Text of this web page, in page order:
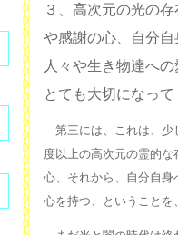
３、高次元の光の
や感謝の心、自分
人々や生き物達へ
とても大切になって
第三には、これは、少
度以上の高次元の霊的
心、それから、自分自
心を持つ、ということを